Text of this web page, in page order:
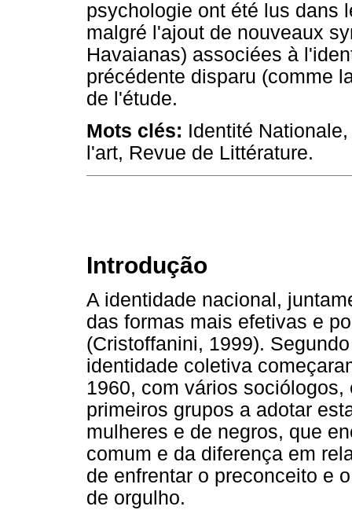
psychologie ont été lus dans
malgré l'ajout de nouveaux
Havaianas) associées à
précédente disparu (comme
de l'étude.
Mots clés: Identité
l'art, Revue de Littérature.
Introdução
A identidade nacional,
das formas mais efetivas e
(Cristoffanini, 1999).
identidade coletiva
1960, com vários
primeiros grupos a adotar
mulheres e de negros, que
comum e da diferença em
de enfrentar o preconceito e
de orgulho.